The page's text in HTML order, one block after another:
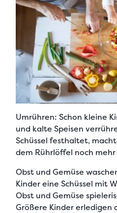
Umrühren: Schon kleine
und kalte Speisen
Schüssel festhaltet,
dem Rührlöffel noch mehr
Obst und Gemüse
Kinder eine Schüssel mit
Obst und Gemüse
Größere Kinder erledigen